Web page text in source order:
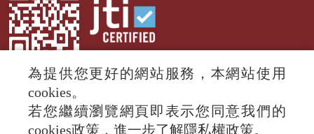
© 2024 RTI (Radio Taiwan International).
All rights reserved.
為提供您更好的網站服務，本網站使用
cookies。
若您繼續瀏覽網頁即表示您同意我們的
cookies政策，進一步了解隱私權政策。